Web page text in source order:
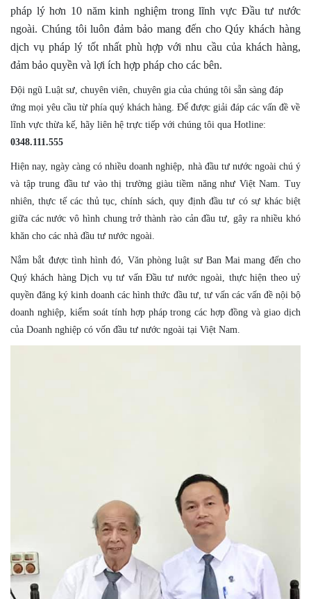
pháp lý hơn 10 năm kinh nghiệm trong lĩnh vực Đầu tư nước
ngoài. Chúng tôi luôn đảm bảo mang đến cho Qúy khách hàng
dịch vụ pháp lý tốt nhất phù hợp với nhu cầu của khách hàng,
đảm bảo quyền và lợi ích hợp pháp cho các bên.
Đội ngũ Luật sư, chuyên viên, chuyên gia của chúng tôi sẵn sàng đáp
ứng mọi yêu cầu từ phía quý khách hàng. Để được giải đáp các vấn đề về
lĩnh vực thừa kế, hãy liên hệ trực tiếp với chúng tôi qua Hotline:
0348.111.555
Hiện nay, ngày càng có nhiều doanh nghiệp, nhà đầu tư nước ngoài chú ý
và tập trung đầu tư vào thị trường giàu tiềm năng như Việt Nam. Tuy
nhiên, thực tế các thủ tục, chính sách, quy định đầu tư có sự khác biệt
giữa các nước vô hình chung trở thành rào cản đầu tư, gây ra nhiều khó
khăn cho các nhà đầu tư nước ngoài.
Nắm bắt được tình hình đó, Văn phòng luật sư Ban Mai mang đến cho
Quý khách hàng Dịch vụ tư vấn Đầu tư nước ngoài, thực hiện theo uỷ
quyền đăng ký kinh doanh các hình thức đầu tư, tư vấn các vấn đề nội bộ
doanh nghiệp, kiểm soát tính hợp pháp trong các hợp đồng và giao dịch
của Doanh nghiệp có vốn đầu tư nước ngoài tại Việt Nam.